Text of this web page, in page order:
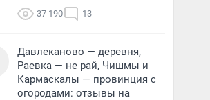
37 190 13
Давлеканово — деревня,
Раевка — не рай, Чишмы и
Кармаскалы — провинция с
огородами: отзывы на